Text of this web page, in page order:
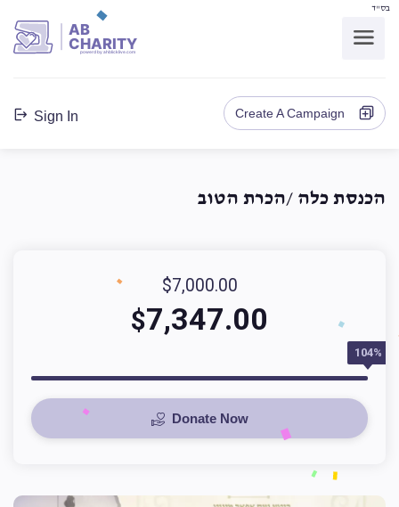
בס"ד
AB
CHARITY
powerd by ahblicklive.com
Sign In Create A Campaign
הכנסת כלה /הכרת הטוב
$7,000.00
$7,347.00
104%
Donate Now